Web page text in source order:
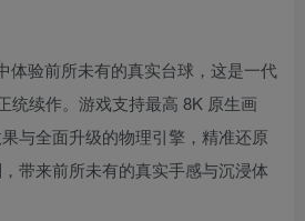
体验前所未有的真实台球，这是一代
统续作。游戏支持最高 8K 原生画
与全面升级的物理引擎，精准还原
带来前所未有的真实手感与沉浸体